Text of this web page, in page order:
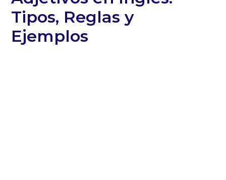
Tipos, Reglas y
Ejemplos